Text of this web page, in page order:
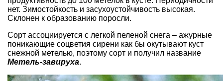
нет. Зимо­стойкость и засухоустойчивость высо­кая.
Склонен к образованию поросли.
Сорт ассоциируется с легкой пеле­ной снега – ажурные
поникающие со­цветия сирени как бы окутывают куст
снежной метелью, поэтому сорт и по­лучил название
Метель-завируха.